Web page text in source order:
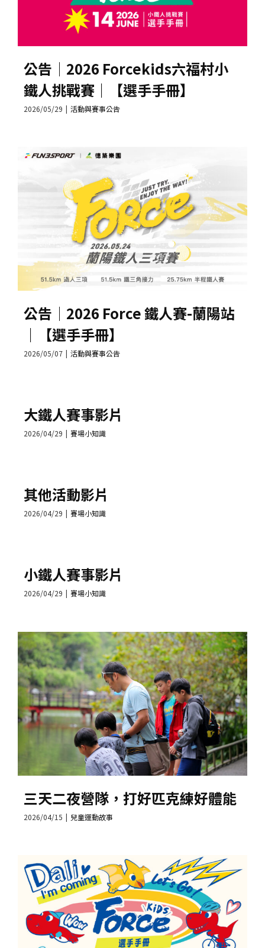
公告│2026 Forcekids六福村小
鐵人挑戰賽｜【選手手冊】
2026/05/29 | 活動與賽事公告
公告│2026 Force 鐵人賽-蘭陽站
｜【選手手冊】
2026/05/07 | 活動與賽事公告
大鐵人賽事影片
2026/04/29 | 賽場小知識
其他活動影片
2026/04/29 | 賽場小知識
小鐵人賽事影片
2026/04/29 | 賽場小知識
三天二夜營隊，打好匹克練好體能
2026/04/15 | 兒童運動故事